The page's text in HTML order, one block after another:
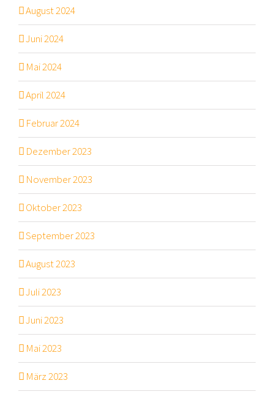
August 2024
Juni 2024
Mai 2024
April 2024
Februar 2024
Dezember 2023
November 2023
Oktober 2023
September 2023
August 2023
Juli 2023
Juni 2023
Mai 2023
März 2023